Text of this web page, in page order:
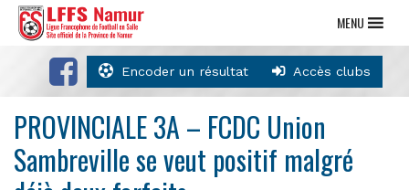
Encoder un résultat Accès clubs
MENU
PROVINCIALE 3A – FCDC Union
Sambreville se veut positif malgré